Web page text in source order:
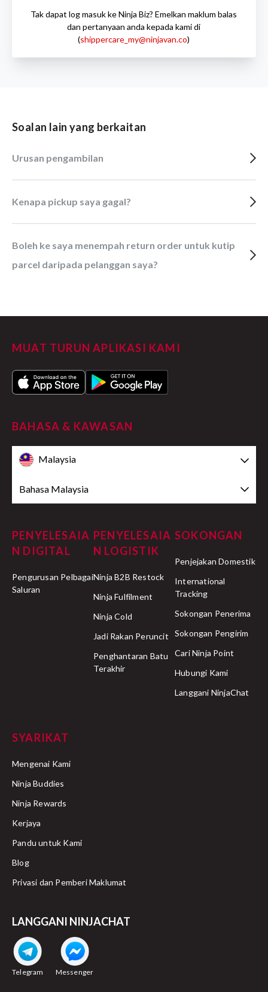
Soalan lain yang berkaitan
Urusan pengambilan
Kenapa pickup saya gagal?
Boleh ke saya menempah return order untuk kutip
parcel daripada pelanggan saya?
Tak dapat log masuk ke Ninja Biz? Emelkan maklum balas
dan pertanyaan anda kepada kami di
(shippercare_my@ninjavan.co)
MUAT TURUN APLIKASI KAMI
BAHASA & KAWASAN
Malaysia
Bahasa Malaysia
PENYELESAIA
N DIGITAL
Pengurusan Pelbagai
Saluran
PENYELESAIA
N LOGISTIK
Ninja B2B Restock
Ninja Fulfilment
Ninja Cold
Jadi Rakan Peruncit
Penghantaran Batu
Terakhir
SOKONGAN
Penjejakan Domestik
International
Tracking
Sokongan Penerima
Sokongan Pengirim
Cari Ninja Point
Hubungi Kami
Langgani NinjaChat
SYARIKAT
Mengenai Kami
Ninja Buddies
Ninja Rewards
Kerjaya
Pandu untuk Kami
Blog
Privasi dan Pemberi Maklumat
LANGGANI NINJACHAT
Telegram Messenger